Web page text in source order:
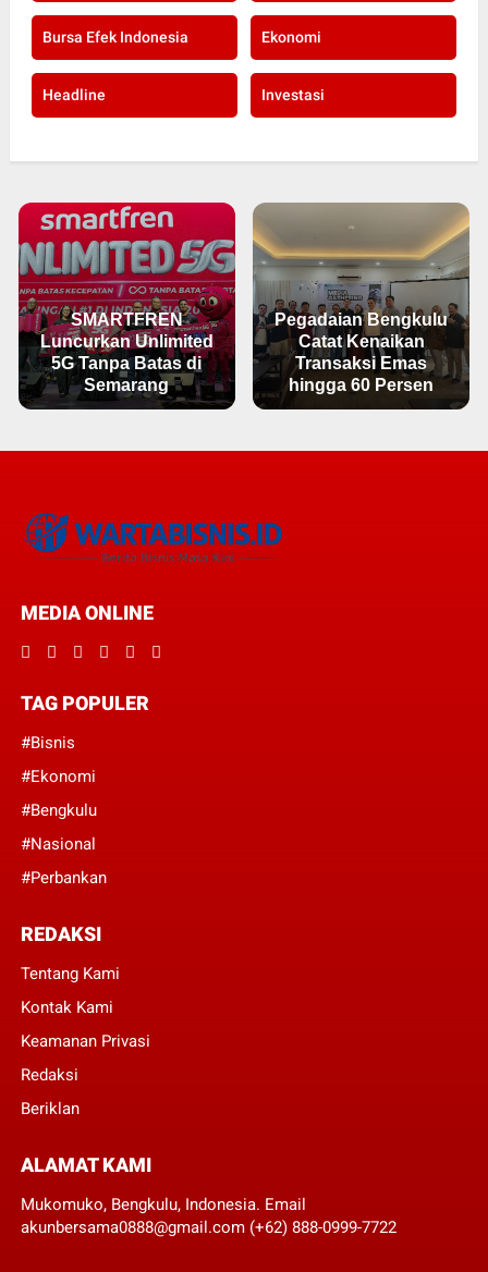
Bursa Efek Indonesia Ekonomi
Headline Investasi
SMARTFREN
Luncurkan Unlimited
5G Tanpa Batas di
Semarang
Pegadaian Bengkulu
Catat Kenaikan
Transaksi Emas
hingga 60 Persen
MEDIA ONLINE
TAG POPULER
#Bisnis
#Ekonomi
#Bengkulu
#Nasional
#Perbankan
REDAKSI
Tentang Kami
Kontak Kami
Keamanan Privasi
Redaksi
Beriklan
ALAMAT KAMI
Mukomuko, Bengkulu, Indonesia. Email
akunbersama0888@gmail.com (+62) 888-0999-7722